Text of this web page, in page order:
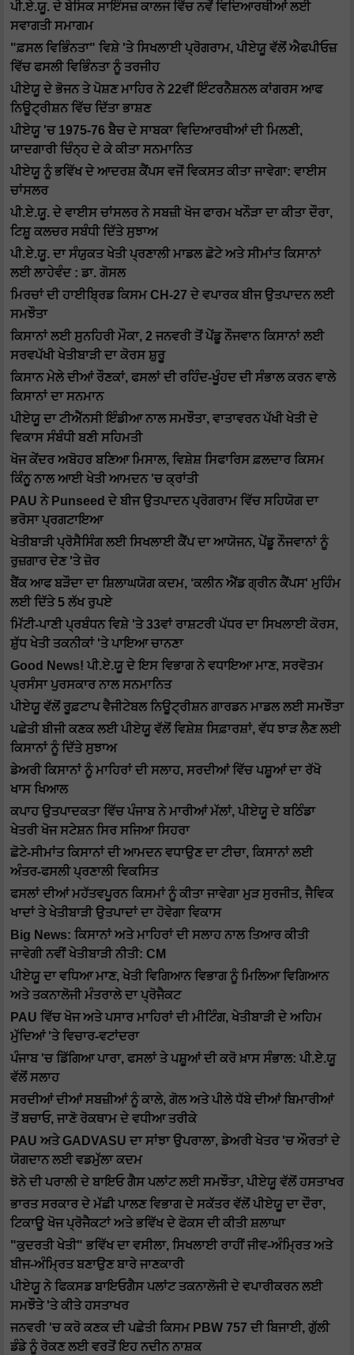
ਪੀ.ਏ.ਯੂ. ਦੇ ਬੇਸਿਕ ਸਾਇੰਸਜ਼ ਕਾਲਜ ਵਿੱਚ ਨਵੇਂ ਵਿਦਿਆਰਥੀਆਂ ਲਈ
ਸਵਾਗਤੀ ਸਮਾਗਮ
"ਫ਼ਸਲ ਵਿਭਿੰਨਤਾ" ਵਿਸ਼ੇ 'ਤੇ ਸਿਖਲਾਈ ਪ੍ਰੋਗਰਾਮ, ਪੀਏਯੂ ਵੱਲੋਂ ਐਫਪੀਓਜ਼
ਵਿੱਚ ਫਸਲੀ ਵਿਭਿੰਨਤਾ ਨੂੰ ਤਰਜੀਹ
ਪੀਏਯੂ ਦੇ ਭੋਜਨ ਤੇ ਪੋਸ਼ਣ ਮਾਹਿਰ ਨੇ 22ਵੀਂ ਇੰਟਰਨੈਸ਼ਨਲ ਕਾਂਗਰਸ ਆਫ
ਨਿਊਟ੍ਰੀਸ਼ਨ ਵਿੱਚ ਦਿੱਤਾ ਭਾਸ਼ਣ
ਪੀਏਯੂ 'ਚ 1975-76 ਬੈਚ ਦੇ ਸਾਬਕਾ ਵਿਦਿਆਰਥੀਆਂ ਦੀ ਮਿਲਣੀ,
ਯਾਦਗਾਰੀ ਚਿੰਨ੍ਹ ਦੇ ਕੇ ਕੀਤਾ ਸਨਮਾਨਿਤ
ਪੀਏਯੂ ਨੂੰ ਭਵਿੱਖ ਦੇ ਆਦਰਸ਼ ਕੈਂਪਸ ਵਜੋਂ ਵਿਕਸਤ ਕੀਤਾ ਜਾਵੇਗਾ: ਵਾਈਸ
ਚਾਂਸਲਰ
ਪੀ.ਏ.ਯੂ. ਦੇ ਵਾਈਸ ਚਾਂਸਲਰ ਨੇ ਸਬਜ਼ੀ ਖੋਜ ਫਾਰਮ ਖਨੌੜਾ ਦਾ ਕੀਤਾ ਦੌਰਾ,
ਟਿਸ਼ੂ ਕਲਚਰ ਸਬੰਧੀ ਦਿੱਤੇ ਸੁਝਾਅ
ਪੀ.ਏ.ਯੂ. ਦਾ ਸੰਯੁਕਤ ਖੇਤੀ ਪ੍ਰਣਾਲੀ ਮਾਡਲ ਛੋਟੇ ਅਤੇ ਸੀਮਾਂਤ ਕਿਸਾਨਾਂ
ਲਈ ਲਾਹੇਵੰਦ : ਡਾ. ਗੋਸਲ
ਮਿਰਚਾਂ ਦੀ ਹਾਈਬ੍ਰਿਡ ਕਿਸਮ CH-27 ਦੇ ਵਪਾਰਕ ਬੀਜ ਉਤਪਾਦਨ ਲਈ
ਸਮਝੌਤਾ
ਕਿਸਾਨਾਂ ਲਈ ਸੁਨਹਿਰੀ ਮੌਕਾ, 2 ਜਨਵਰੀ ਤੋਂ ਪੇਂਡੂ ਨੌਜਵਾਨ ਕਿਸਾਨਾਂ ਲਈ
ਸਰਵਪੱਖੀ ਖੇਤੀਬਾੜੀ ਦਾ ਕੋਰਸ ਸ਼ੁਰੂ
ਕਿਸਾਨ ਮੇਲੇ ਦੀਆਂ ਰੌਣਕਾਂ, ਫਸਲਾਂ ਦੀ ਰਹਿੰਦ-ਖੂੰਹਦ ਦੀ ਸੰਭਾਲ ਕਰਨ ਵਾਲੇ
ਕਿਸਾਨਾਂ ਦਾ ਸਨਮਾਨ
ਪੀਏਯੂ ਦਾ ਟੀਐੱਨਸੀ ਇੰਡੀਆ ਨਾਲ ਸਮਝੌਤਾ, ਵਾਤਾਵਰਨ ਪੱਖੀ ਖੇਤੀ ਦੇ
ਵਿਕਾਸ ਸੰਬੰਧੀ ਬਣੀ ਸਹਿਮਤੀ
ਖੋਜ ਕੇਂਦਰ ਅਬੋਹਰ ਬਣਿਆ ਮਿਸਾਲ, ਵਿਸ਼ੇਸ਼ ਸਿਫਾਰਿਸ ਫ਼ਲਦਾਰ ਕਿਸਮ
ਕਿੰਨੂ ਨਾਲ ਆਈ ਖੇਤੀ ਆਮਦਨ 'ਚ ਕ੍ਰਾਂਤੀ
PAU ਨੇ Punseed ਦੇ ਬੀਜ ਉਤਪਾਦਨ ਪ੍ਰੋਗਰਾਮ ਵਿੱਚ ਸਹਿਯੋਗ ਦਾ
ਭਰੋਸਾ ਪ੍ਰਗਟਾਇਆ
ਖੇਤੀਬਾੜੀ ਪ੍ਰੋਸੈਸਿੰਗ ਲਈ ਸਿਖਲਾਈ ਕੈਂਪ ਦਾ ਆਯੋਜਨ, ਪੇਂਡੂ ਨੌਜਵਾਨਾਂ ਨੂੰ
ਰੁਜ਼ਗਾਰ ਦੇਣ 'ਤੇ ਜ਼ੋਰ
ਬੈਂਕ ਆਫ ਬੜੌਦਾ ਦਾ ਸ਼ਿਲਾਘਯੋਗ ਕਦਮ, ‘ਕਲੀਨ ਐਂਡ ਗ੍ਰੀਨ ਕੈਂਪਸ' ਮੁਹਿੰਮ
ਲਈ ਦਿੱਤੇ 5 ਲੱਖ ਰੁਪਏ
ਮਿੱਟੀ-ਪਾਣੀ ਪ੍ਰਬੰਧਨ ਵਿਸ਼ੇ 'ਤੇ 33ਵਾਂ ਰਾਸ਼ਟਰੀ ਪੱਧਰ ਦਾ ਸਿਖਲਾਈ ਕੋਰਸ,
ਸ਼ੁੱਧ ਖੇਤੀ ਤਕਨੀਕਾਂ 'ਤੇ ਪਾਇਆ ਚਾਨਣਾ
Good News! ਪੀ.ਏ.ਯੂ ਦੇ ਇਸ ਵਿਭਾਗ ਨੇ ਵਧਾਇਆ ਮਾਣ, ਸਰਵੋਤਮ
ਪ੍ਰਸੰਸਾ ਪੁਰਸਕਾਰ ਨਾਲ ਸਨਮਾਨਿਤ
ਪੀਏਯੂ ਵੱਲੋਂ ਰੂਫ਼ਟਾਪ ਵੈਜੀਟੇਬਲ ਨਿਊਟ੍ਰੀਸ਼ਨ ਗਾਰਡਨ ਮਾਡਲ ਲਈ ਸਮਝੌਤਾ
ਪਛੇਤੀ ਬੀਜੀ ਕਣਕ ਲਈ ਪੀਏਯੂ ਵੱਲੋਂ ਵਿਸ਼ੇਸ਼ ਸਿਫ਼ਾਰਸ਼ਾਂ, ਵੱਧ ਝਾੜ ਲੈਣ ਲਈ
ਕਿਸਾਨਾਂ ਨੂੰ ਦਿੱਤੇ ਸੁਝਾਅ
ਡੇਅਰੀ ਕਿਸਾਨਾਂ ਨੂੰ ਮਾਹਿਰਾਂ ਦੀ ਸਲਾਹ, ਸਰਦੀਆਂ ਵਿੱਚ ਪਸ਼ੂਆਂ ਦਾ ਰੱਖੋ
ਖਾਸ ਖਿਆਲ
ਕਪਾਹ ਉਤਪਾਦਕਤਾ ਵਿੱਚ ਪੰਜਾਬ ਨੇ ਮਾਰੀਆਂ ਮੱਲਾਂ, ਪੀਏਯੂ ਦੇ ਬਠਿੰਡਾ
ਖੇਤਰੀ ਖੋਜ ਸਟੇਸ਼ਨ ਸਿਰ ਸਜਿਆ ਸਿਹਰਾ
ਛੋਟੇ-ਸੀਮਾਂਤ ਕਿਸਾਨਾਂ ਦੀ ਆਮਦਨ ਵਧਾਉਣ ਦਾ ਟੀਚਾ, ਕਿਸਾਨਾਂ ਲਈ
ਅੰਤਰ-ਫਸਲੀ ਪ੍ਰਣਾਲੀ ਵਿਕਸਿਤ
ਫਸਲਾਂ ਦੀਆਂ ਮਹੱਤਵਪੂਰਨ ਕਿਸਮਾਂ ਨੂੰ ਕੀਤਾ ਜਾਵੇਗਾ ਮੁੜ ਸੁਰਜੀਤ, ਜੈਵਿਕ
ਖਾਦਾਂ ਤੇ ਖੇਤੀਬਾੜੀ ਉਤਪਾਦਾਂ ਦਾ ਹੋਵੇਗਾ ਵਿਕਾਸ
Big News: ਕਿਸਾਨਾਂ ਅਤੇ ਮਾਹਿਰਾਂ ਦੀ ਸਲਾਹ ਨਾਲ ਤਿਆਰ ਕੀਤੀ
ਜਾਵੇਗੀ ਨਵੀਂ ਖੇਤੀਬਾੜੀ ਨੀਤੀ: CM
ਪੀਏਯੂ ਦਾ ਵਧਿਆ ਮਾਣ, ਖੇਤੀ ਵਿਗਿਆਨ ਵਿਭਾਗ ਨੂੰ ਮਿਲਿਆ ਵਿਗਿਆਨ
ਅਤੇ ਤਕਨਾਲੋਜੀ ਮੰਤਰਾਲੇ ਦਾ ਪ੍ਰੋਜੈਕਟ
PAU ਵਿੱਚ ਖੋਜ ਅਤੇ ਪਸਾਰ ਮਾਹਿਰਾਂ ਦੀ ਮੀਟਿੰਗ, ਖੇਤੀਬਾੜੀ ਦੇ ਅਹਿਮ
ਮੁੱਦਿਆਂ 'ਤੇ ਵਿਚਾਰ-ਵਟਾਂਦਰਾ
ਪੰਜਾਬ 'ਚ ਡਿੱਗਿਆ ਪਾਰਾ, ਫਸਲਾਂ ਤੇ ਪਸ਼ੂਆਂ ਦੀ ਕਰੋ ਖ਼ਾਸ ਸੰਭਾਲ: ਪੀ.ਏ.ਯੂ
ਵੱਲੋਂ ਸਲਾਹ
ਸਰਦੀਆਂ ਦੀਆਂ ਸਬਜ਼ੀਆਂ ਨੂੰ ਕਾਲੇ, ਗੋਲ ਅਤੇ ਪੀਲੇ ਧੱਬੇ ਦੀਆਂ ਬਿਮਾਰੀਆਂ
ਤੋਂ ਬਚਾਓ, ਜਾਣੋ ਰੋਕਥਾਮ ਦੇ ਵਧੀਆ ਤਰੀਕੇ
PAU ਅਤੇ GADVASU ਦਾ ਸਾਂਝਾ ਉਪਰਾਲਾ, ਡੇਅਰੀ ਖੇਤਰ 'ਚ ਔਰਤਾਂ ਦੇ
ਯੋਗਦਾਨ ਲਈ ਵਡਮੁੱਲਾ ਕਦਮ
ਝੋਨੇ ਦੀ ਪਰਾਲੀ ਦੇ ਬਾਇਓ ਗੈਸ ਪਲਾਂਟ ਲਈ ਸਮਝੌਤਾ, ਪੀਏਯੂ ਵੱਲੋਂ ਹਸਤਾਖਰ
ਭਾਰਤ ਸਰਕਾਰ ਦੇ ਮੱਛੀ ਪਾਲਣ ਵਿਭਾਗ ਦੇ ਸਕੱਤਰ ਵੱਲੋਂ ਪੀਏਯੂ ਦਾ ਦੌਰਾ,
ਟਿਕਾਊ ਖੋਜ ਪ੍ਰੋਜੈਕਟਾਂ ਅਤੇ ਭਵਿੱਖ ਦੇ ਫੋਕਸ ਦੀ ਕੀਤੀ ਸ਼ਲਾਘਾ
"ਕੁਦਰਤੀ ਖੇਤੀ" ਭਵਿੱਖ ਦਾ ਵਸੀਲਾ, ਸਿਖਲਾਈ ਰਾਹੀਂ ਜੀਵ-ਅੰਮ੍ਰਿਤ ਅਤੇ
ਬੀਜ-ਅੰਮ੍ਰਿਤ ਬਣਾਉਣ ਬਾਰੇ ਜਾਣਕਾਰੀ
ਪੀਏਯੂ ਨੇ ਫਿਕਸਡ ਬਾਇਓਗੈਸ ਪਲਾਂਟ ਤਕਨਾਲੋਜੀ ਦੇ ਵਪਾਰੀਕਰਨ ਲਈ
ਸਮਝੌਤੇ 'ਤੇ ਕੀਤੇ ਹਸਤਾਖਰ
ਜਨਵਰੀ 'ਚ ਕਰੋ ਕਣਕ ਦੀ ਪਛੇਤੀ ਕਿਸਮ PBW 757 ਦੀ ਬਿਜਾਈ, ਗੁੱਲੀ
ਡੰਡੇ ਨੂੰ ਰੋਕਣ ਲਈ ਵਰਤੋਂ ਇਹ ਨਦੀਨ ਨਾਸ਼ਕ